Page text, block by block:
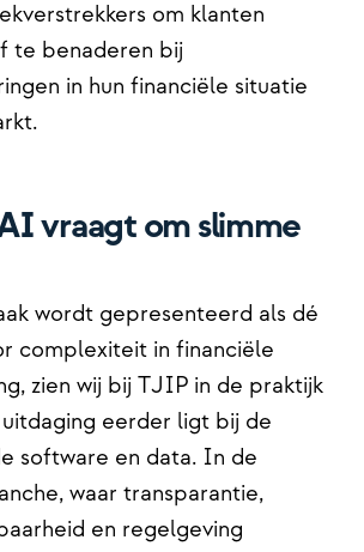
om klanten
te benaderen bij
in hun financiële situatie
vraagt om slimme
wordt gepresenteerd als dé
complexiteit in financiële
zien wij bij TJIP in de praktijk
eerder ligt bij de
software en data. In de
waar transparantie,
en regelgeving